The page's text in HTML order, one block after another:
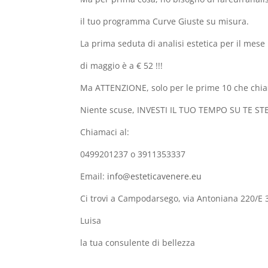
il tuo programma Curve Giuste su misura.
La prima seduta di analisi estetica per il mese
di maggio è a € 52 !!!
Ma ATTENZIONE, solo per le prime 10 che
Niente scuse, INVESTI IL TUO TEMPO SU TE
Chiamaci al:
0499201237 o 3911353337
Email: info@esteticavenere.eu
Ci trovi a Campodarsego, via Antoniana 220/E
Luisa
la tua consulente di bellezza